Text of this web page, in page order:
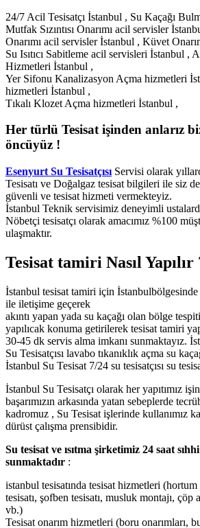
24/7 Acil Tesisatçı İstanbul , Su Kaçağı
Mutfak Sızıntısı Onarımı acil servisler
Onarımı acil servisler İstanbul , Küvet
Su Isıtıcı Sabitleme acil servisleri İstanbul ,
Hizmetleri İstanbul ,
Yer Sifonu Kanalizasyon Açma hizmetleri
hizmetleri İstanbul ,
Tıkalı Klozet Açma hizmetleri İstanbul ,
Her türlü Tesisat işinden anlarız
öncüyüz !
Esenyurt Su Tesisatçısı Servisi olarak
Tesisatı ve Doğalgaz tesisat bilgileri ile siz
güvenli ve tesisat hizmeti vermekteyiz.
İstanbul Teknik servisimiz deneyimli
Nöbetçi tesisatçı olarak amacımız %100
ulaşmaktır.
Tesisat tamiri Nasıl Yapılır
İstanbul tesisat tamiri için
ile iletişime geçerek
akıntı yapan yada su kaçağı olan bölge
yapılıcak konuma getirilerek tesisat tamiri
30-45 dk servis alma imkanı sunmaktayız.
Su Tesisatçısı lavabo tıkanıklık açma su
İstanbul Su Tesisat 7/24 su tesisatçısı su
İstanbul Su Tesisatçı olarak her yapıtımız
başarımızın arkasında yatan sebeplerde
kadromuz , Su Tesisat işlerinde kullanımız
dürüst çalışma prensibidir.
Su tesisat ve ısıtma şirketimiz 24 saat
sunmaktadır :
istanbul tesisatında tesisat hizmetleri
tesisatı, şofben tesisatı, musluk montajı, çöp
vb.)
Tesisat onarım hizmetleri (boru onarımları,